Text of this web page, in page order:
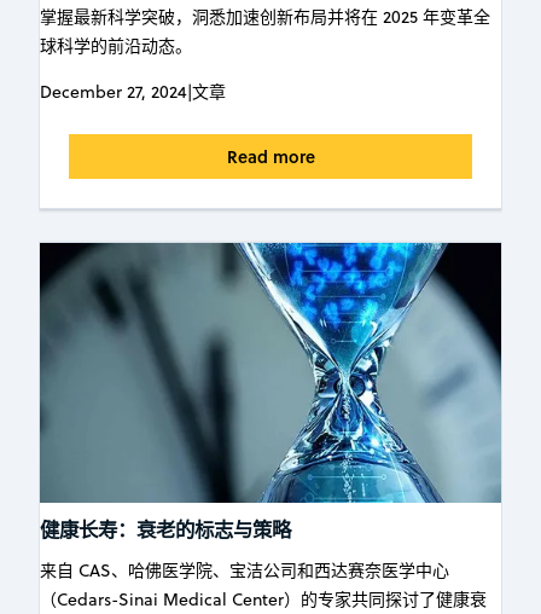
掌握最新科学突破，洞悉加速创新布局并将在 2025 年变革全
球科学的前沿动态。
December 27, 2024|文章
Read more
健康长寿：衰老的标志与策略
来自 CAS、哈佛医学院、宝洁公司和西达赛奈医学中心
（Cedars-Sinai Medical Center）的专家共同探讨了健康衰